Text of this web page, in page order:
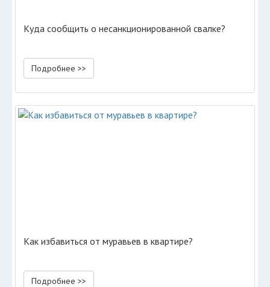
Куда сообщить о несанкционированной свалке?
Подробнее >>
Как избавиться от муравьев в квартире?
Подробнее >>